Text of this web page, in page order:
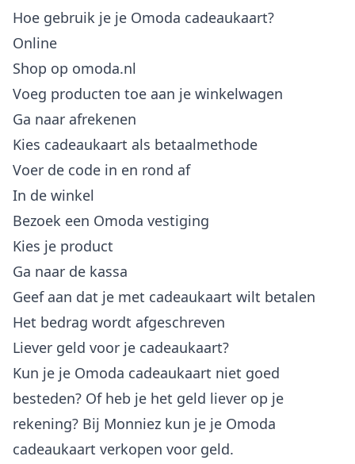
Hoe gebruik je je Omoda cadeaukaart?
Online
Shop op omoda.nl
Voeg producten toe aan je winkelwagen
Ga naar afrekenen
Kies cadeaukaart als betaalmethode
Voer de code in en rond af
In de winkel
Bezoek een Omoda vestiging
Kies je product
Ga naar de kassa
Geef aan dat je met cadeaukaart wilt betalen
Het bedrag wordt afgeschreven
Liever geld voor je cadeaukaart?
Kun je je Omoda cadeaukaart niet goed
besteden? Of heb je het geld liever op je
rekening? Bij Monniez kun je je Omoda
cadeaukaart verkopen voor geld.